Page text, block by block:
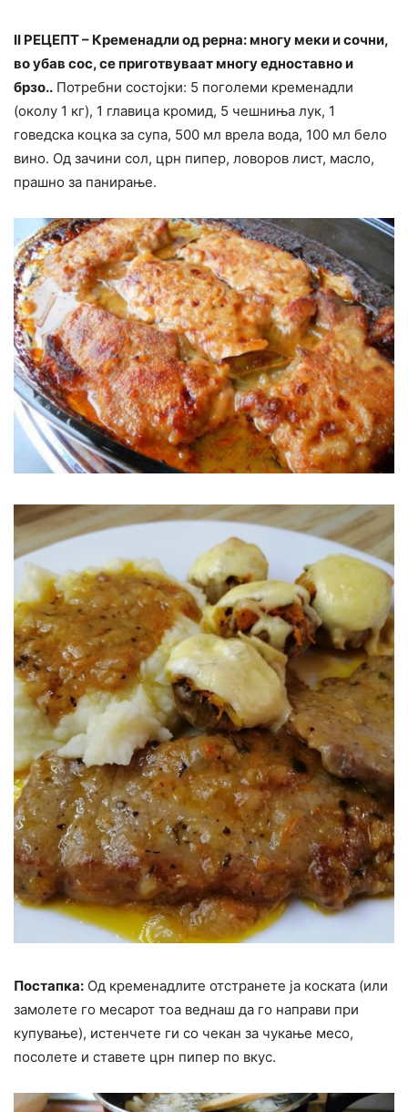
II РЕЦЕПТ – Кременадли од рерна: многу меки и сочни,
во убав сос, се приготвуваат многу едноставно и
брзо.. Потребни состојки: 5 поголеми кременадли
(околу 1 кг), 1 главица кромид, 5 чешниња лук, 1
говедска коцка за супа, 500 мл врела вода, 100 мл бело
вино. Од зачини сол, црн пипер, ловоров лист, масло,
прашно за панирање.
Постапка: Од кременадлите отстранете ја коската (или
замолете го месарот тоа веднаш да го направи при
купување), истенчете ги со чекан за чукање месо,
посолете и ставете црн пипер по вкус.